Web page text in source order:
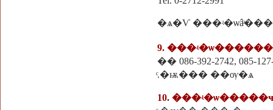
�ѧ�Ѵ
9.
�� 086-392-2742, 085-
ͨ.�ѭ��� ��ѹ�ѧ
10.